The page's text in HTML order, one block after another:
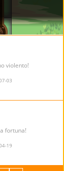
violento!
03
fortuna!
19